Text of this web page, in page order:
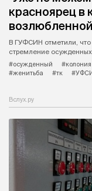
красноярец в
возлюбленной
В ГУФСИН отметили, что
стремление осужденных
#осужденный
#колония
#женитьба
#тк
Вслух.ру